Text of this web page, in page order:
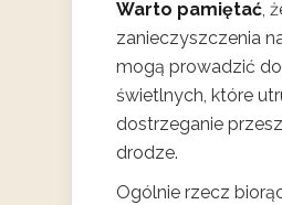
Warto pamiętać,
zanieczyszczenia
mogą prowadzić
świetlnych, które
dostrzeganie
drodze.
Ogólnie rzecz